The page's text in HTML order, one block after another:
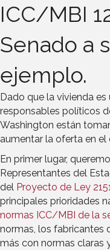
ICC/MBI
Senado a
ejemplo.
Dado que la vivienda
responsables políticos
Washington están
aumentar la oferta en el
En primer lugar,
Representantes del
del Proyecto de Ley
principales prioridades
normas ICC/MBI de la
normas, los fabricantes
más con normas claras